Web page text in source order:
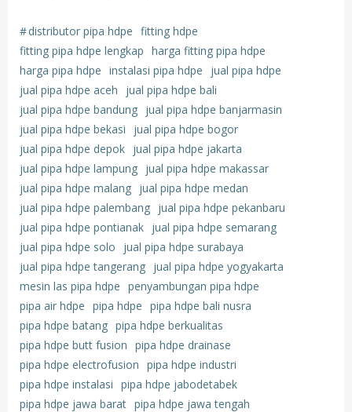
#distributor pipa hdpe fitting hdpe
fitting pipa hdpe lengkap harga fitting pipa hdpe
harga pipa hdpe instalasi pipa hdpe
jual pipa hdpe
jual pipa hdpe aceh
jual pipa hdpe bali
jual pipa hdpe bandung jual pipa hdpe banjarmasin
jual pipa hdpe bekasi
jual pipa hdpe bogor
jual pipa hdpe depok jual pipa hdpe jakarta
jual pipa hdpe lampung jual pipa hdpe makassar
jual pipa hdpe malang jual pipa hdpe medan
jual pipa hdpe palembang jual pipa hdpe pekanbaru
jual pipa hdpe pontianak jual pipa hdpe semarang
jual pipa hdpe solo
jual pipa hdpe surabaya
jual pipa hdpe tangerang jual pipa hdpe yogyakarta
mesin las pipa hdpe penyambungan pipa hdpe
pipa air hdpe pipa hdpe pipa hdpe bali nusra
pipa hdpe batang pipa hdpe berkualitas
pipa hdpe butt fusion pipa hdpe drainase
pipa hdpe electrofusion pipa hdpe industri
pipa hdpe instalasi pipa hdpe jabodetabek
pipa hdpe jawa barat pipa hdpe jawa tengah